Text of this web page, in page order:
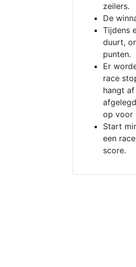
zeilers.
De
Tijdens
duurt,
punten.
Er
race
hangt
op voor
Start
een
score.